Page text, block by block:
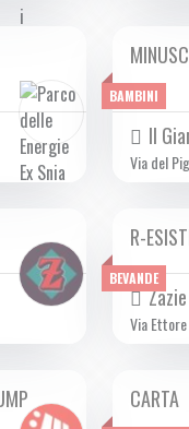
BAMBINI
DOM
Il
Via del
BEVANDE
DA
R-
Via Ettore
DOM
CARTA